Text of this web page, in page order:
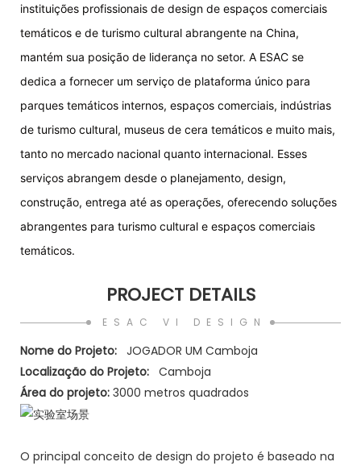
instituições profissionais de design de espaços comerciais
temáticos e de turismo cultural abrangente na China,
mantém sua posição de liderança no setor. A ESAC se
dedica a fornecer um serviço de plataforma único para
parques temáticos internos, espaços comerciais, indústrias
de turismo cultural, museus de cera temáticos e muito mais,
tanto no mercado nacional quanto internacional. Esses
serviços abrangem desde o planejamento, design,
construção, entrega até as operações, oferecendo soluções
abrangentes para turismo cultural e espaços comerciais
temáticos.
PROJECT DETAILS
ESAC VI DESIGN
Nome do Projeto: JOGADOR UM Camboja
Localização do Projeto: Camboja
Área do projeto: 3000 metros quadrados
O principal conceito de design do projeto é baseado na